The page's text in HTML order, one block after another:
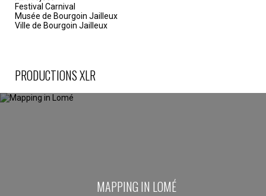
Festival Carnival
Musée de Bourgoin Jailleux
Ville de Bourgoin Jailleux
PRODUCTIONS XLR
MAPPING IN LOMÉ